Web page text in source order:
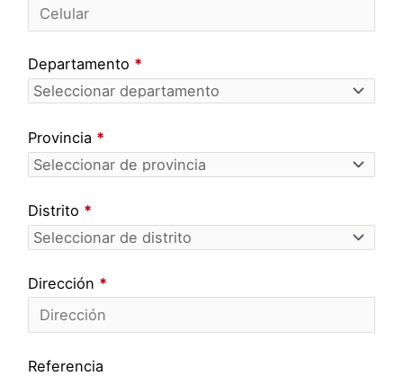
Departamento *
Provincia *
Distrito *
Dirección *
Referencia